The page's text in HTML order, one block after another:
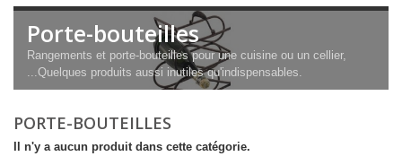
Porte-bouteilles
Rangements et porte-bouteilles pour une cuisine ou un cellier,
...Quelques produits aussi inutiles qu'indispensables.
PORTE-BOUTEILLES
Il n'y a aucun produit dans cette catégorie.